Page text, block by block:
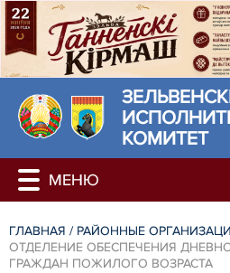
КОМИТЕТ
ГЛАВНАЯ / РАЙОННЫЕ
ОТДЕЛЕНИЕ ОБЕСПЕЧЕНИЯ
ГРАЖДАН ПОЖИЛОГО ВОЗРАСТА